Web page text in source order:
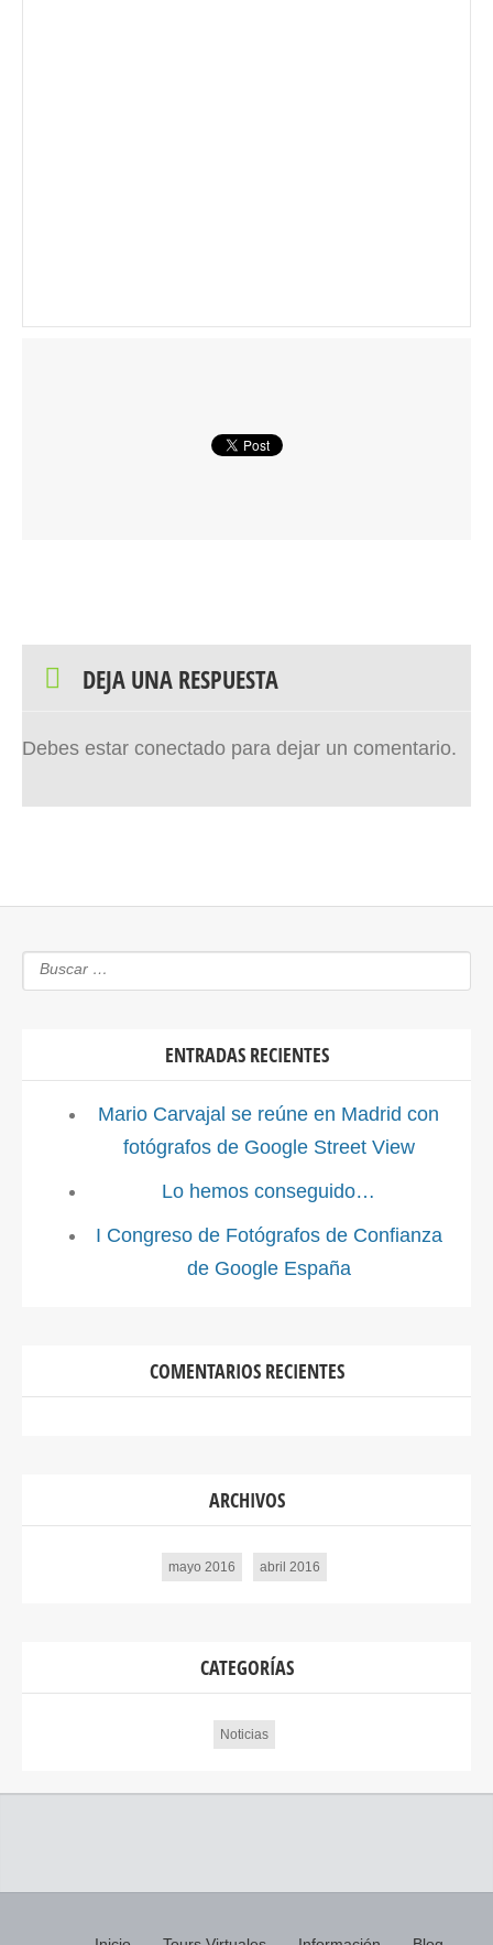
DEJA UNA RESPUESTA
Debes estar conectado para dejar un comentario.
ENTRADAS RECIENTES
Mario Carvajal se reúne en Madrid con
fotógrafos de Google Street View
Lo hemos conseguido…
I Congreso de Fotógrafos de Confianza
de Google España
COMENTARIOS RECIENTES
ARCHIVOS
mayo 2016 abril 2016
CATEGORÍAS
Noticias